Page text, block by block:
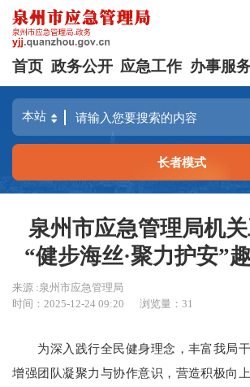
首页 政务公开 应急工作 办事服
长者模式
泉州市应急管理局机
“健步海丝·聚力护安”
来源 :泉州市应急管理局
时间：2025-12-24 09:20
浏览量：31
为深入践行全民健身理念，丰富我局干
增强团队凝聚力与协作意识，营造积极向